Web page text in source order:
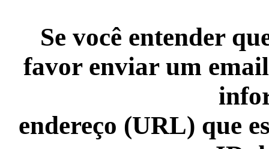
Se você entender
favor enviar um
endereço (URL) que